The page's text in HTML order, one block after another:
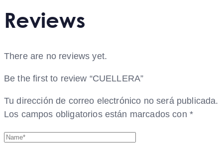
Reviews
There are no reviews yet.
Be the first to review “CUELLERA”
Tu dirección de correo electrónico no será publicada.
Los campos obligatorios están marcados con *